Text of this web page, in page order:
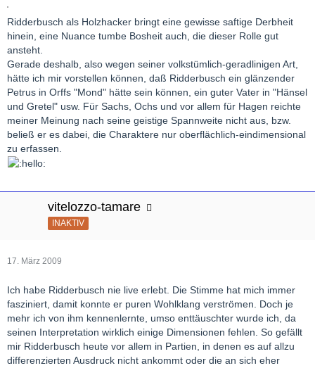
Ridderbusch als Holzhacker bringt eine gewisse saftige Derbheit
hinein, eine Nuance tumbe Bosheit auch, die dieser Rolle gut
ansteht.
Gerade deshalb, also wegen seiner volkstümlich-geradlinigen Art,
hätte ich mir vorstellen können, daß Ridderbusch ein glänzender
Petrus in Orffs "Mond" hätte sein können, ein guter Vater in "Hänsel
und Gretel" usw. Für Sachs, Ochs und vor allem für Hagen reichte
meiner Meinung nach seine geistige Spannweite nicht aus, bzw.
beließ er es dabei, die Charaktere nur oberflächlich-eindimensional
zu erfassen.
vitelozzo-tamare
INAKTIV
17. März 2009
Ich habe Ridderbusch nie live erlebt. Die Stimme hat mich immer
fasziniert, damit konnte er puren Wohlklang verströmen. Doch je
mehr ich von ihm kennenlernte, umso enttäuschter wurde ich, da
seinen Interpretation wirklich einige Dimensionen fehlen. So gefällt
mir Ridderbusch heute vor allem in Partien, in denen es auf allzu
differenzierten Ausdruck nicht ankommt oder die an sich eher